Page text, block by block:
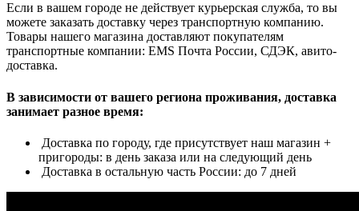
Если в вашем городе не действует курьерская служба, то вы
можете заказать доставку через транспортную компанию.
Товары нашего магазина доставляют покупателям
транспортные компании: EMS Почта России, СДЭК, авито-
доставка.
В зависимости от вашего региона проживания, доставка
занимает разное время:
Доставка по городу, где присутствует наш магазин +
пригороды: в день заказа или на следующий день
Доставка в остальную часть России: до 7 дней